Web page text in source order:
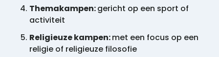
Themakampen:gericht op een sport of
activiteit
Religieuze kampen:met een focus op een
religie of religieuze filosofie